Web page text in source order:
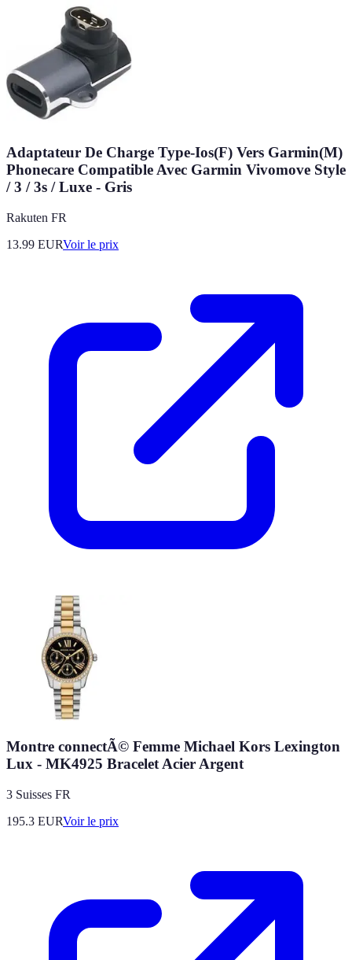
Adaptateur De Charge Type-Ios(F) Vers Garmin(M)
Phonecare Compatible Avec Garmin Vivomove Style
/ 3 / 3s / Luxe - Gris
Rakuten FR
13.99 EURVoir le prix
Montre connectÃ© Femme Michael Kors Lexington
Lux - MK4925 Bracelet Acier Argent
3 Suisses FR
195.3 EURVoir le prix